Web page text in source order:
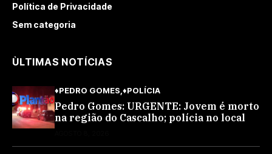
Política de Privacidade
Sem categoria
ÙLTIMAS NOTÍCIAS
♦PEDRO GOMES ♦POLÍCIA
Pedro Gomes: URGENTE: Jovem é morto
na região do Cascalho; polícia no local